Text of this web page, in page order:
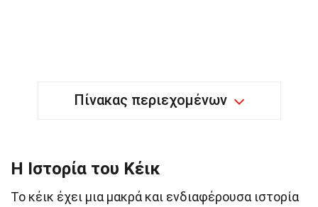
Πίνακας περιεχομένων
Η Ιστορία του Κέικ
Το κέικ έχει μια μακρά και ενδιαφέρουσα ιστορία